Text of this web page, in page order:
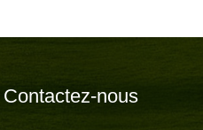
Contactez-nous